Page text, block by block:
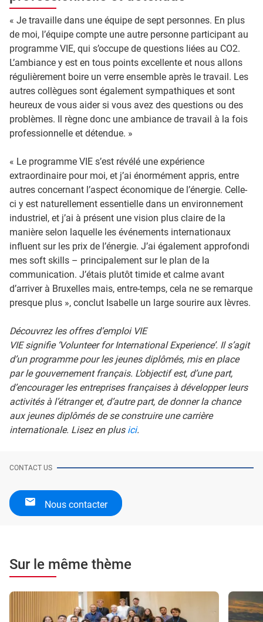
« Je travaille dans une équipe de sept personnes. En plus
de moi, l’équipe compte une autre personne participant au
programme VIE, qui s’occupe de questions liées au CO2.
L’ambiance y est en tous points excellente et nous allons
régulièrement boire un verre ensemble après le travail. Les
autres collègues sont également sympathiques et sont
heureux de vous aider si vous avez des questions ou des
problèmes. Il règne donc une ambiance de travail à la fois
professionnelle et détendue. »
« Le programme VIE s’est révélé une expérience
extraordinaire pour moi, et j’ai énormément appris, entre
autres concernant l’aspect économique de l’énergie. Celle-
ci y est naturellement essentielle dans un environnement
industriel, et j’ai à présent une vision plus claire de la
manière selon laquelle les événements internationaux
influent sur les prix de l’énergie. J’ai également approfondi
mes soft skills – principalement sur le plan de la
communication. J’étais plutôt timide et calme avant
d’arriver à Bruxelles mais, entre-temps, cela ne se remarque
presque plus », conclut Isabelle un large sourire aux lèvres.
Découvrez les offres d’emploi VIE
VIE signifie ‘Volunteer for International Experience’. Il s’agit
d’un programme pour les jeunes diplômés, mis en place
par le gouvernement français. L’objectif est, d’une part,
d’encourager les entreprises françaises à développer leurs
activités à l’étranger et, d’autre part, de donner la chance
aux jeunes diplômés de se construire une carrière
internationale. Lisez en plus ici.
CONTACT US
Nous contacter
Sur le même thème